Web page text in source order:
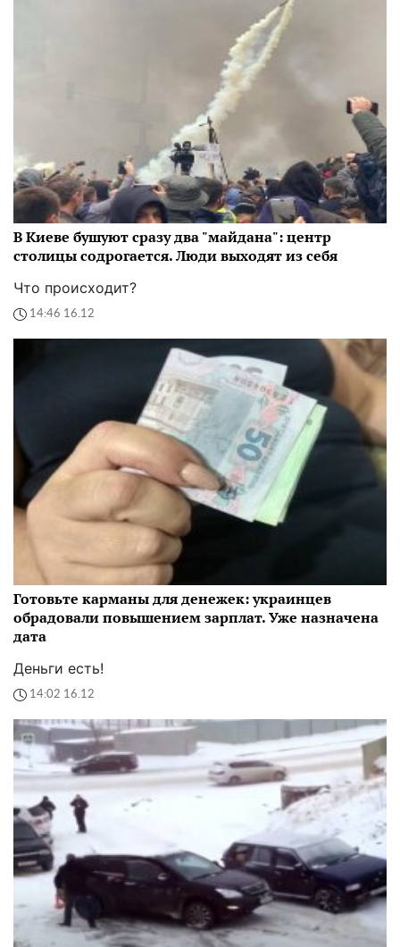
В Киеве бушуют сразу два "майдана": центр
столицы содрогается. Люди выходят из себя
Что происходит?
14:46 16.12
Готовьте карманы для денежек: украинцев
обрадовали повышением зарплат. Уже назначена
дата
Деньги есть!
14:02 16.12